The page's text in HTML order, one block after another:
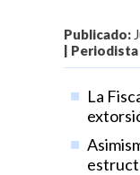
Publicado:
|
La